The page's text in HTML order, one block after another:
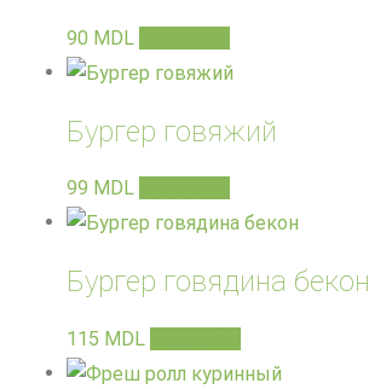
90 MDL
Бургер говяжий
99 MDL
Бургер говядина бекон
115 MDL